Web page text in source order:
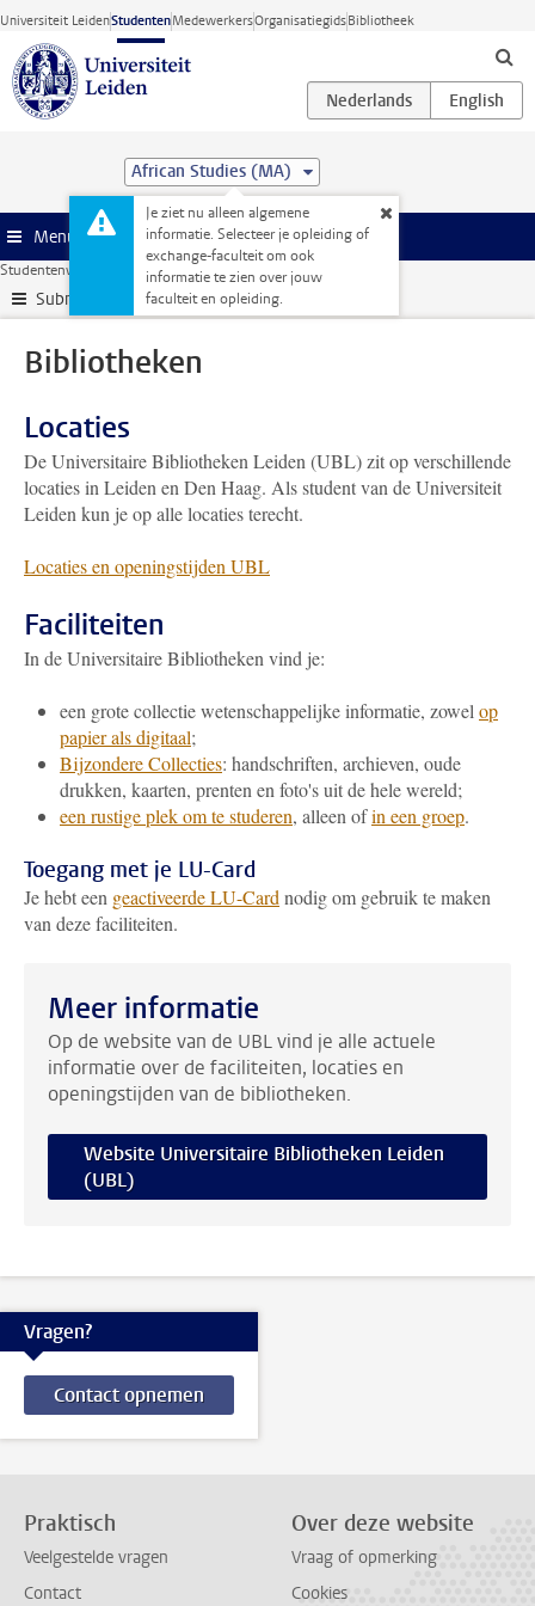
Ga direct naar de inhoud
Universiteit LeidenStudentenMedewerkersOrganisatiegidsBibliotheek
African Studies (MA)
Je ziet nu alleen algemene
informatie. Selecteer je opleiding of
exchange-faculteit om ook
informatie te zien over jouw
faculteit en opleiding.
Menu
Studentenwebsite Faciliteiten Bibliotheken
Submenu
Bibliotheken
Locaties
De Universitaire Bibliotheken Leiden (UBL) zit op verschillende
locaties in Leiden en Den Haag. Als student van de Universiteit
Leiden kun je op alle locaties terecht.
Locaties en openingstijden UBL
Faciliteiten
In de Universitaire Bibliotheken vind je:
een grote collectie wetenschappelijke informatie, zowel op
papier als digitaal;
Bijzondere Collecties: handschriften, archieven, oude
drukken, kaarten, prenten en foto's uit de hele wereld;
een rustige plek om te studeren, alleen ofin een groep.
Toegang met je LU-Card
Je hebt een geactiveerde LU-Card nodig om gebruik te maken
van deze faciliteiten.
Meer informatie
Op de website van de UBL vind je alle actuele
informatie over de faciliteiten, locaties en
openingstijden van de bibliotheken.
Website Universitaire Bibliotheken Leiden
(UBL)
Vragen?
Contact opnemen
Praktisch
Veelgestelde vragen
Contact
Over deze website
Vraag of opmerking
Cookies